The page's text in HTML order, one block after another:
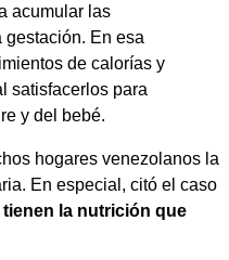
acumular las
gestación. En esa
de calorías y
satisfacerlos para
y del bebé.
hogares venezolanos la
En especial, citó el caso
tienen la nutrición que